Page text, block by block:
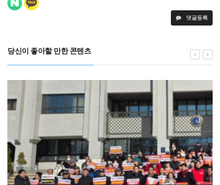
댓글등록
당신이 좋아할 만한 콘텐츠